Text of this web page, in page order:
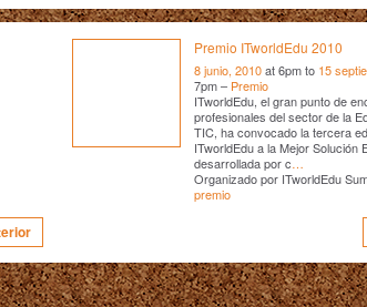
Premio ITworldEdu 2010
8 junio, 2010at 6pm to 15
7pm – Premio
ITworldEdu, el gran punto de
profesionales del sector de la
TIC, ha convocado la tercera
ITworldEdu a la Mejor Solución
desarrollada por c …
Organizado por ITworldEdu
premio